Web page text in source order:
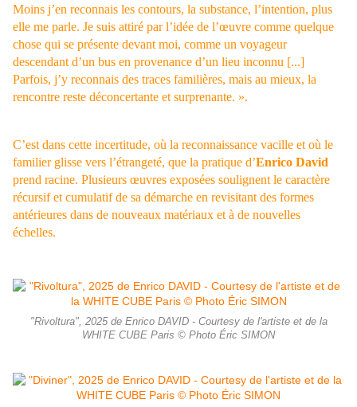
Moins j’en reconnais les contours, la substance, l’intention, plus
elle me parle. Je suis attiré par l’idée de l’œuvre comme quelque
chose qui se présente devant moi, comme un voyageur
descendant d’un bus en provenance d’un lieu inconnu [...]
Parfois, j’y reconnais des traces familières, mais au mieux, la
rencontre reste déconcertante et surprenante. ».
C’est dans cette incertitude, où la reconnaissance vacille et où le
familier glisse vers l’étrangeté, que la pratique d’Enrico David
prend racine. Plusieurs œuvres exposées soulignent le caractère
récursif et cumulatif de sa démarche en revisitant des formes
antérieures dans de nouveaux matériaux et à de nouvelles
échelles.
"Rivoltura", 2025 de Enrico DAVID - Courtesy de l'artiste et de la
WHITE CUBE Paris © Photo Éric SIMON